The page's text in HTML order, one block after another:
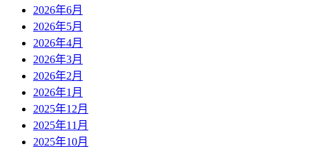
2026年6月
2026年5月
2026年4月
2026年3月
2026年2月
2026年1月
2025年12月
2025年11月
2025年10月